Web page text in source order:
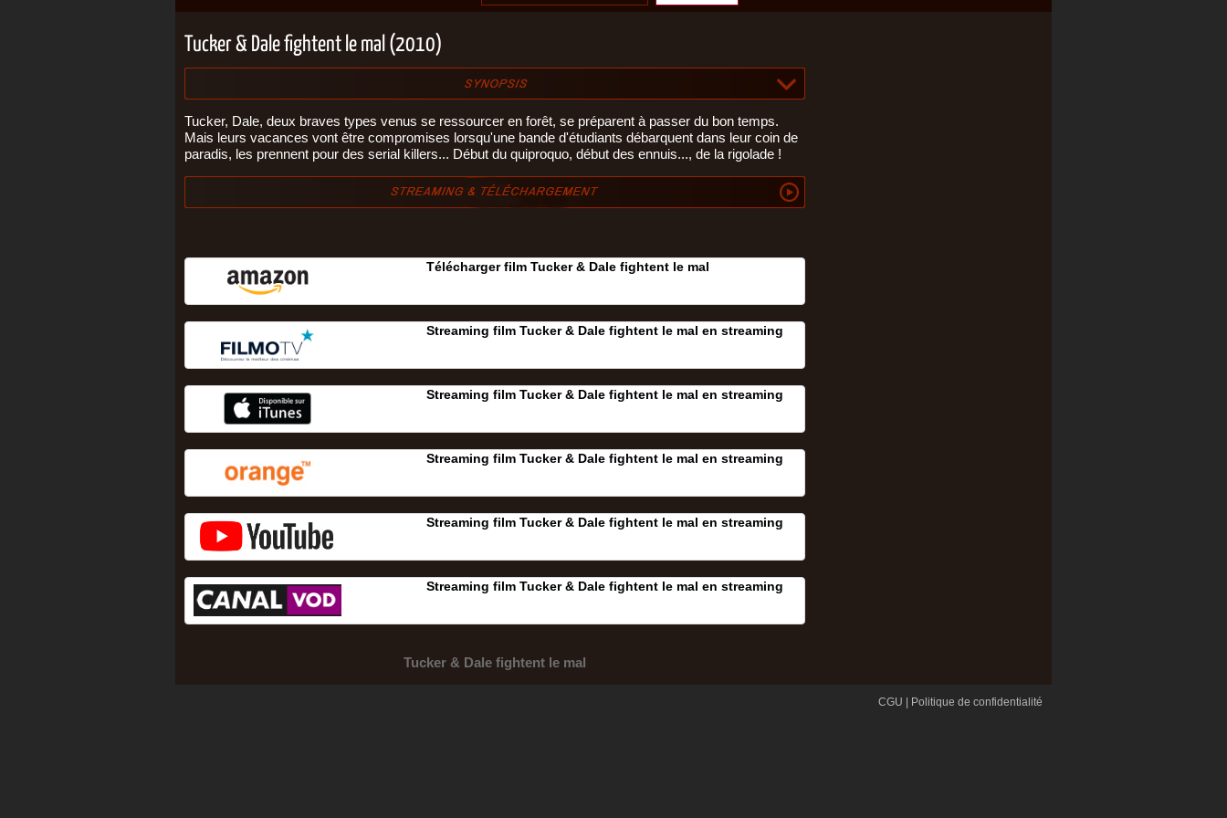
Tucker & Dale fightent le mal (2010)
Tucker, Dale, deux braves types venus se ressourcer en forêt, se préparent à passer du bon temps.
Mais leurs vacances vont être compromises lorsqu'une bande d'étudiants débarquent dans leur coin de
paradis, les prennent pour des serial killers... Début du quiproquo, début des ennuis..., de la rigolade !
Télécharger film Tucker & Dale fightent le mal
Streaming film Tucker & Dale fightent le mal en streaming
Streaming film Tucker & Dale fightent le mal en streaming
Streaming film Tucker & Dale fightent le mal en streaming
Streaming film Tucker & Dale fightent le mal en streaming
Streaming film Tucker & Dale fightent le mal en streaming
Tucker & Dale fightent le mal
CGU Politique de confidentialité